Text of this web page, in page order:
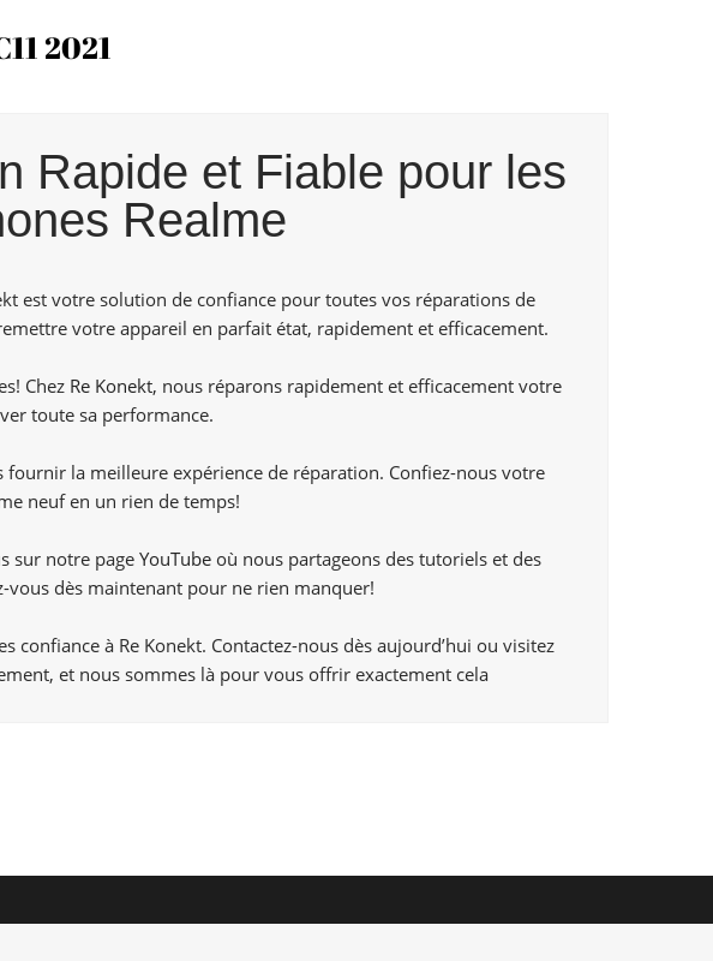
2021
Rapide et Fiable pour les
Realme
est votre solution de confiance pour toutes vos réparations de
votre appareil en parfait état, rapidement et efficacement.
Chez Re Konekt, nous réparons rapidement et efficacement votre
toute sa performance.
la meilleure expérience de réparation. Confiez-nous votre
neuf en un rien de temps!
sur notre page YouTube où nous partageons des tutoriels et des
dès maintenant pour ne rien manquer!
à Re Konekt. Contactez-nous dès aujourd’hui ou visitez
et nous sommes là pour vous offrir exactement cela